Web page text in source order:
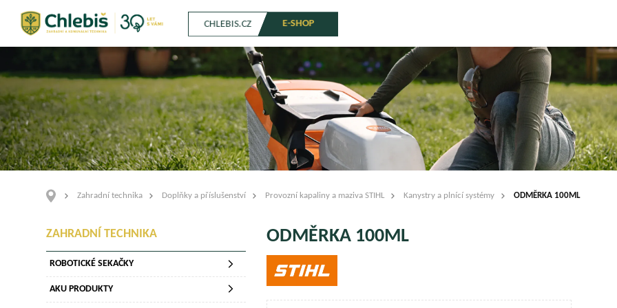
CHLEBIS.CZ E-SHOP
Zahradní technika Doplňky a příslušenství Provozní kapaliny a maziva STIHL Kanystry a plnící systémy ODMĚRKA 100ML
ZAHRADNÍ TECHNIKA
ROBOTICKÉ SEKAČKY
AKU PRODUKTY
ODMĚRKA 100ML